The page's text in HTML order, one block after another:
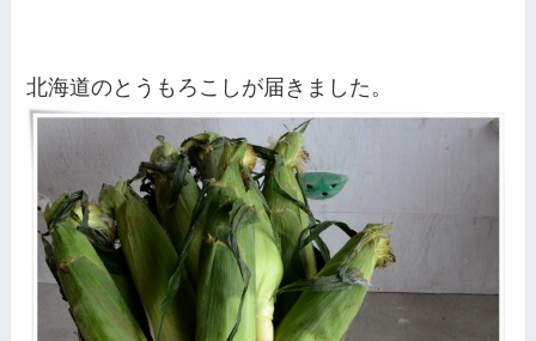
北海道のとうもろこしが届きました。